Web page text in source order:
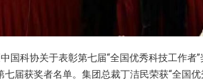
国科协关于表彰第七届“全国优秀科技工作者
七届获奖者名单。集团总裁丁洁民荣获“全国